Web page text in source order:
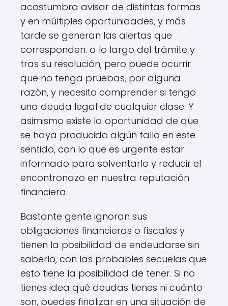
acostumbra avisar de distintas formas
y en múltiples oportunidades, y más
tarde se generan las alertas que
corresponden. a lo largo del trámite y
tras su resolución, pero puede ocurrir
que no tenga pruebas, por alguna
razón, y necesito comprender si tengo
una deuda legal de cualquier clase. Y
asimismo existe la oportunidad de que
se haya producido algún fallo en este
sentido, con lo que es urgente estar
informado para solventarlo y reducir el
encontronazo en nuestra reputación
financiera.
Bastante gente ignoran sus
obligaciones financieras o fiscales y
tienen la posibilidad de endeudarse sin
saberlo, con las probables secuelas que
esto tiene la posibilidad de tener. Si no
tienes idea qué deudas tienes ni cuánto
son, puedes finalizar en una situación de